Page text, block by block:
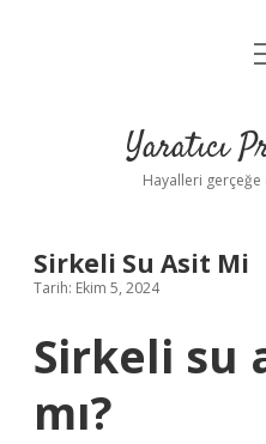
Yaratıcı
Hayalleri
Sirkeli Su Asit Mi
Tarih: Ekim 5, 2024
Sirkeli su
mı?